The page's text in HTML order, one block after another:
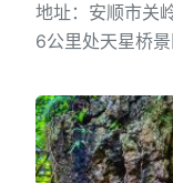
地址：安顺市关
6公里处天星桥